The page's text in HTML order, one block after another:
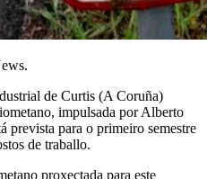
de Curtis (A Coruña)
impulsada por Alberto
prevista para o primeiro semestre
de traballo.
proxectada para este